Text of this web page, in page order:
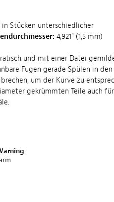
in Stücken unterschiedlicher
4,921" (1,5 mm)
und mit einer Datei
Fugen gerade Spülen in
um der Kurve zu
gekrümmten Teile auch